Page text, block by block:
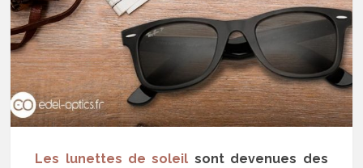
Les lunettes de soleil sont devenues des